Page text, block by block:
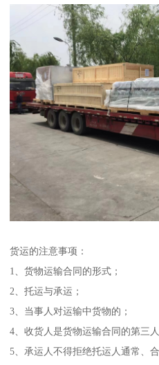
货运的注意事项：
1、货物运输合同的形式；
2、托运与承运；
3、当事人对运输中货物的；
4、收货人是货物运输合同的第三人
5、承运人不得拒绝托运人通常、